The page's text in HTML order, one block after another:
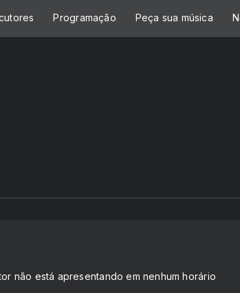
Programação Peça sua música
não está apresentando em nenhum horário